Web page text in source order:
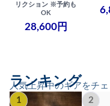
リクション ※予約も
OK
28,600円
人気上昇中のギアをチェ
ランキング
1 2